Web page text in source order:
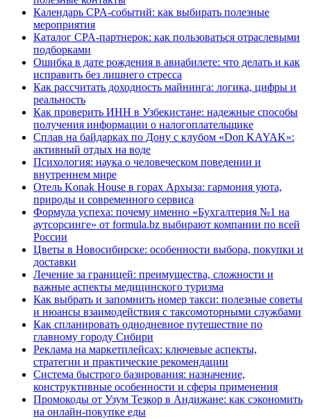
Календарь CPA-событий: как выбирать полезные
мероприятия
Каталог CPA-партнерок: как пользоваться отраслевыми
подборками
Ошибка в дате рождения в авиабилете: что делать и как
исправить без лишнего стресса
Как рассчитать доходность майнинга: логика, цифры и
реальность
Как проверить ИНН в Узбекистане: надежные способы
получения информации о налогоплательщике
Сплав на байдарках по Дону с клубом «Don KAYAK»:
активный отдых на воде
Психология: наука о человеческом поведении и
внутреннем мире
Отель Konak House в горах Архыза: гармония уюта,
природы и современного сервиса
Формула успеха: почему именно «Бухгалтерия №1 на
аутсорсинге» от formula.bz выбирают компании по всей
России
Цветы в Новосибирске: особенности выбора, покупки и
доставки
Лечение за границей: преимущества, сложности и
важные аспекты медицинского туризма
Как выбрать и запомнить номер такси: полезные советы
и нюансы взаимодействия с таксомоторными службами
Как спланировать однодневное путешествие по
главному городу Сибири
Реклама на маркетплейсах: ключевые аспекты,
стратегии и практические рекомендации
Система быстрого базирования: назначение,
конструктивные особенности и сферы применения
Промокоды от Узум Тезкор в Андижане: как сэкономить
на онлайн-покупке еды